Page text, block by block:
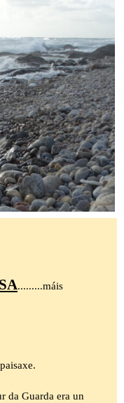
.........máis
da Guarda era un